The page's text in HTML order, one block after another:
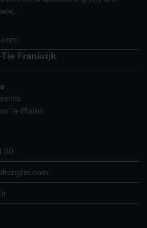
Frankrijk
la-Plaine
00